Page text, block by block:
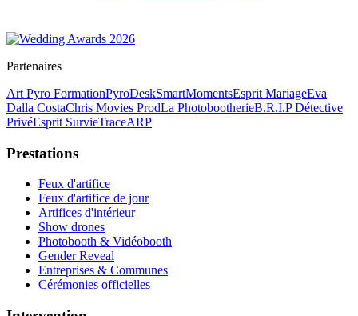
Partenaires
Art Pyro FormationPyroDeskSmartMomentsEsprit MariageEva
Dalla CostaChris Movies ProdLa PhotobootherieB.R.I.P Détective
PrivéEsprit SurvieTraceARP
Prestations
Feux d'artifice
Feux d'artifice de jour
Artifices d'intérieur
Show drones
Photobooth & Vidéobooth
Gender Reveal
Entreprises & Communes
Cérémonies officielles